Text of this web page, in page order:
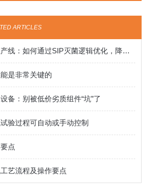
ARTICLES
工业果蔬加工生产线：如何通过SIP灭菌逻辑优化，降低无菌污染风险？
是非常关键的
备：别被低价劣质组件“坑”了
验过程可自动或手动控制
点
艺流程及操作要点